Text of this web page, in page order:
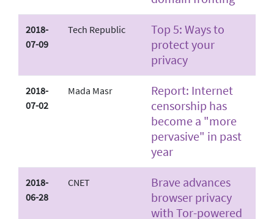
2018-
07-09
Tech Republic
Top 5: Ways to
protect your
privacy
2018-
07-02
Mada Masr
Report: Internet
censorship has
become a "more
pervasive" in past
year
2018-
06-28
CNET
Brave advances
browser privacy
with Tor-powered